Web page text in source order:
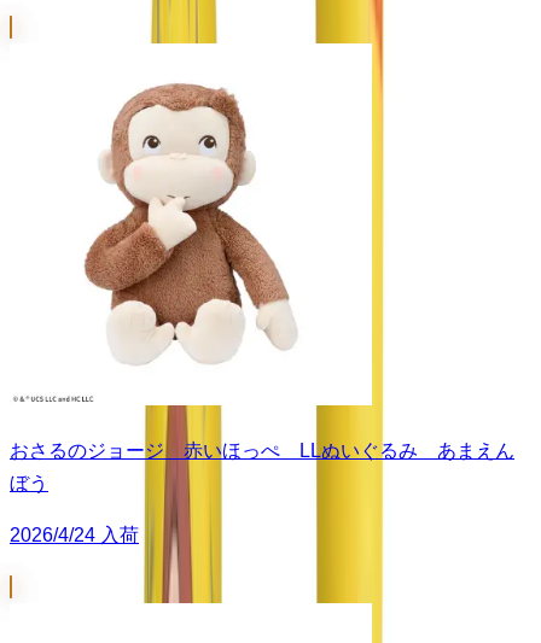
おさるのジョージ 赤いほっぺ LLぬいぐるみ あまえん
ぼう
2026/4/24 入荷